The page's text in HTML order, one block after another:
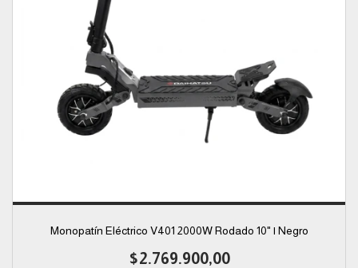
Monopatín Eléctrico V401 2000W Rodado 10" | Negro
$2.769.900,00